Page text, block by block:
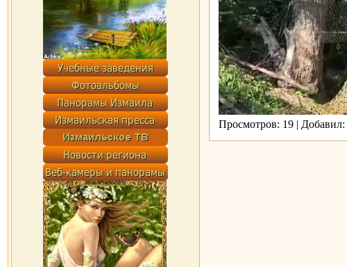
Просмотров: 19 | Добавил: